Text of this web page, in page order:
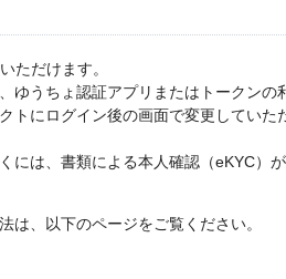
ただけます。
ゆうちょ認証アプリまたはトークンの
トにログイン後の画面で変更していた
には、書類による本人確認（eKYC）
は、以下のページをご覧ください。